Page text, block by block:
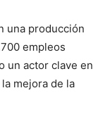
una producción
empleos
un actor clave en
mejora de la